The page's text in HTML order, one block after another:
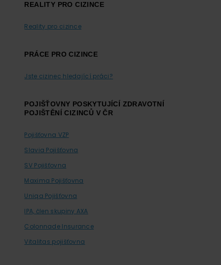
REALITY PRO CIZINCE
Reality pro cizince
PRÁCE PRO CIZINCE
Jste cizinec hledající práci?
POJIŠŤOVNY POSKYTUJÍCÍ ZDRAVOTNÍ
POJIŠTĚNÍ CIZINCŮ V ČR
Pojišťovna VZP
Slavia Pojišťovna
SV Pojišťovna
Maxima Pojišťovna
Uniqa Pojišťovna
IPA, člen skupiny AXA
Colonnade Insurance
Vitalitas pojišťovna